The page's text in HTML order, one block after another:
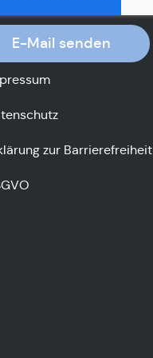
E-Mail senden
zur Barrierefreiheit